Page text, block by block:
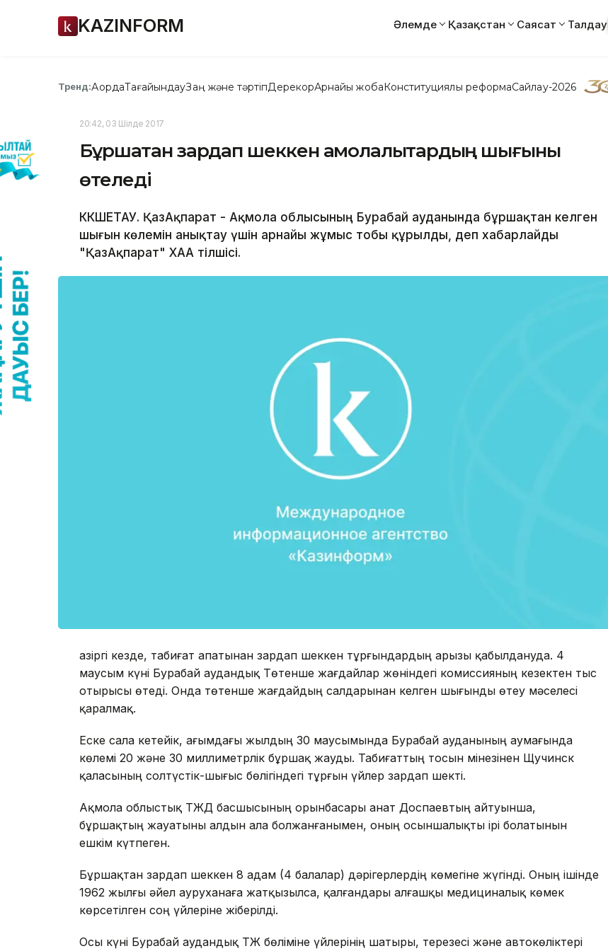
KAZINFORM Әлемде Қазақстан Саясат Талдау
Тренд:АқордаТағайындауЗаң және тәртіпДерекқорАрнайы жобаКонституциялық реформаСайлау-2026
20:42, 03 Шілде 2017
Бұршақтан зардап шеккен ақмолалықтардың шығыны
өтеледі
КӨКШЕТАУ. ҚазАқпарат - Ақмола облысының Бурабай ауданында бұршақтан келген
шығын көлемін анықтау үшін арнайы жұмыс тобы құрылды, деп хабарлайды
"ҚазАқпарат" ХАА тілшісі.
Қазіргі кезде, табиғат апатынан зардап шеккен тұрғындардың арызы қабылдануда. 4
маусым күні Бурабай аудандық Төтенше жағдайлар жөніндегі комиссияның кезектен тыс
отырысы өтеді. Онда төтенше жағдайдың салдарынан келген шығынды өтеу мәселесі
қаралмақ.
Еске сала кетейік, ағымдағы жылдың 30 маусымында Бурабай ауданының аумағында
көлемі 20 жəне 30 миллиметрлік бұршақ жауды. Табиғаттың тосын мінезінен Щучинск
қаласының солтүстік-шығыс бөлігіндегі тұрғын үйлер зардап шекті.
Ақмола облыстық ТЖД басшысының орынбасары Қанат Доспаевтың айтуынша,
бұршақтың жауатыны алдын ала болжанғанымен, оның осыншалықты ірі болатынын
ешкім күтпеген.
Бұршақтан зардап шеккен 8 адам (4 балалар) дəрігерлердің көмегіне жүгінді. Оның ішінде
1962 жылғы əйел ауруханаға жатқызылса, қалғандары алғашқы медициналық көмек
көрсетілген соң үйлеріне жіберілді.
Осы күні Бурабай аудандық ТЖ бөліміне үйлерінің шатыры, терезесі жəне автокөліктері